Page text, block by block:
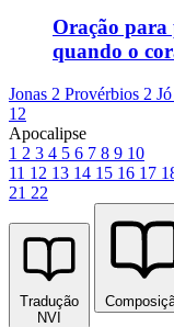
Oração para
quando o
Jonas 2 Provérbios 2
12
Apocalipse
1 2 3 4 5 6 7 8 9 10
11 12 13 14 15 16 17
21 22
Tradução
NVI